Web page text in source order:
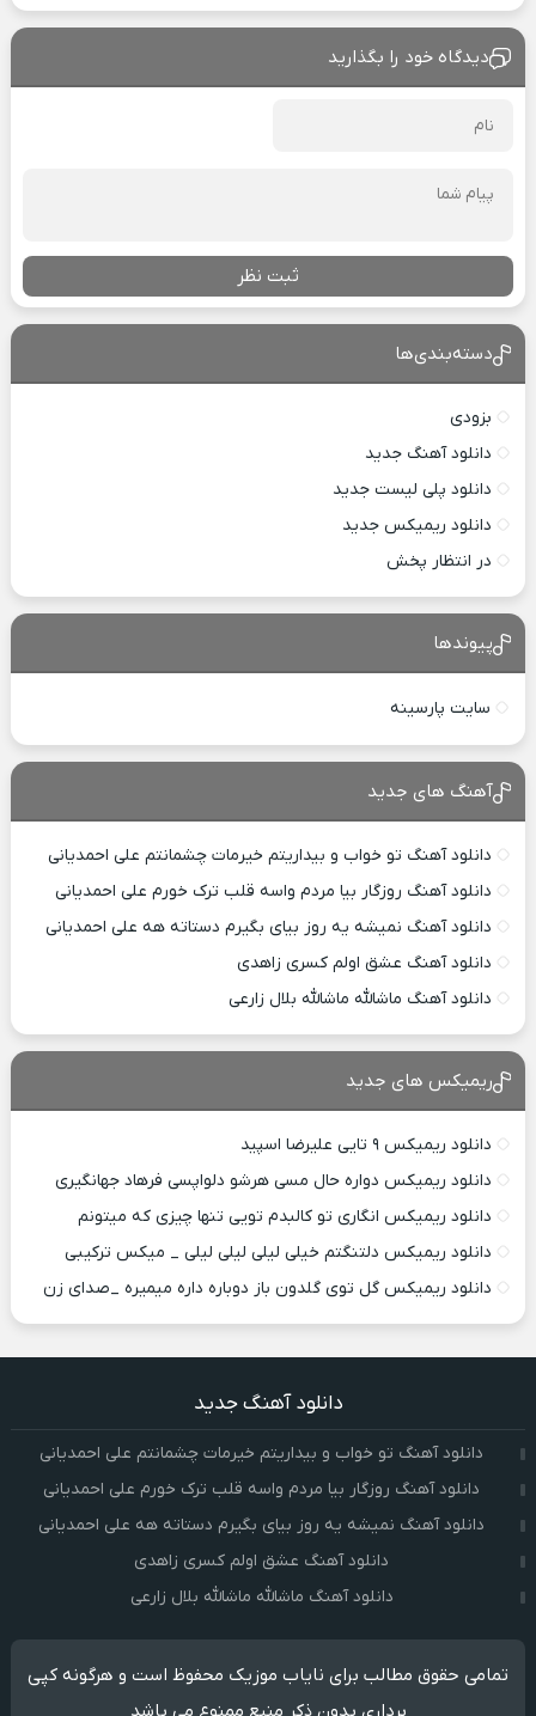
دیدگاه خود را بگذارید
ثبت نظر
دسته‌بندی‌ها
بزودی
دانلود آهنگ جدید
دانلود پلی لیست جدید
دانلود ریمیکس جدید
در انتظار پخش
پیوندها
سایت پارسینه
آهنگ های جدید
دانلود آهنگ تو خواب و بیداریتم خیرمات چشمانتم علی احمدیانی
دانلود آهنگ روزگار بیا مردم واسه قلب ترک خورم علی احمدیانی
دانلود آهنگ نمیشه یه روز بیای بگیرم دستاته هه علی احمدیانی
دانلود آهنگ عشق اولم کسری زاهدی
دانلود آهنگ ماشالله ماشالله بلال زارعی
ریمیکس های جدید
دانلود ریمیکس ۹ تایی علیرضا اسپید
دانلود ریمیکس دواره حال مسی هرشو دلواپسی فرهاد جهانگیری
دانلود ریمیکس انگاری تو کالبدم تویی تنها چیزی که میتونم
دانلود ریمیکس دلتنگتم خیلی لیلی لیلی لیلی _ میکس ترکیبی
دانلود ریمیکس گل توی گلدون باز دوباره داره میمیره _صدای زن
دانلود آهنگ جدید
دانلود آهنگ تو خواب و بیداریتم خیرمات چشمانتم علی احمدیانی
دانلود آهنگ روزگار بیا مردم واسه قلب ترک خورم علی احمدیانی
دانلود آهنگ نمیشه یه روز بیای بگیرم دستاته هه علی احمدیانی
دانلود آهنگ عشق اولم کسری زاهدی
دانلود آهنگ ماشالله ماشالله بلال زارعی
تمامی حقوق مطالب برای نایاب موزیک محفوظ است و هرگونه کپی